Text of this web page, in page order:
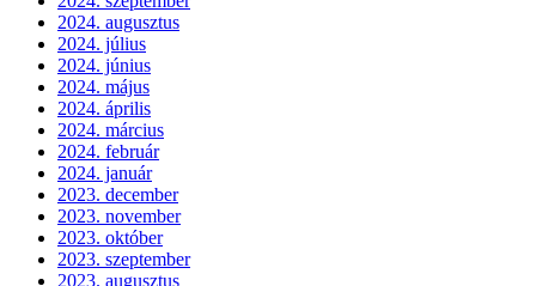
2024. augusztus
2024. július
2024. június
2024. május
2024. április
2024. március
2024. február
2024. január
2023. december
2023. november
2023. október
2023. szeptember
2023. augusztus